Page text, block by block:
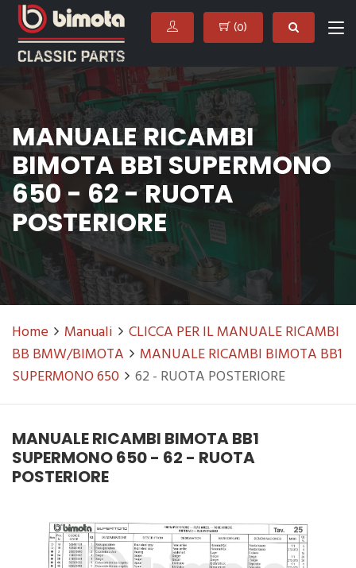
(0)
MANUALE RICAMBI
BIMOTA BB1 SUPERMONO
650 - 62 - RUOTA
POSTERIORE
Home Manuali
CLICCA PER IL MANUALE RICAMBI
BB BMW/BIMOTA
MANUALE RICAMBI BIMOTA BB1
SUPERMONO 650
62 - RUOTA POSTERIORE
MANUALE RICAMBI BIMOTA BB1
SUPERMONO 650 - 62 - RUOTA
POSTERIORE